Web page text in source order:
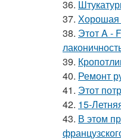
36.
37. Хорошая
38. Этот A -
39.
40. Ремонт
41. Этот
42. 15-
43. В этом